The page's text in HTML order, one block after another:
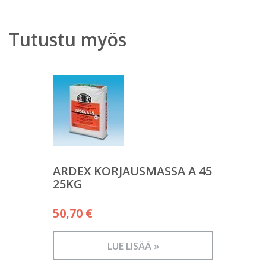
Tutustu myös
ARDEX KORJAUSMASSA A 45
25KG
50,70 €
LUE LISÄÄ »